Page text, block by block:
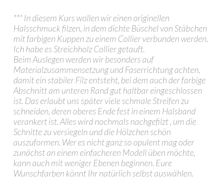
*** In diesem Kurs wollen wir einen originellen
Halsschmuck filzen, in dem dichte Büschel von Stäbchen
mitfarbigen Kuppen zu einem Collier verbunden werden.
Ich habe es Streichholz Collier getauft.
Beim Auslegen werden wir besonders auf
Materialzusammensetzung und Faserrichtung achten,
damit einstabiler Filz entsteht, bei dem auch der farbige
Abschnitt am unteren Rand gut haltbar eingeschlossen
ist. Das erlaubt uns später viele schmale Streifen zu
schneiden, deren oberes Ende fest in einem Halsband
verankertist. Alles wird nochmals nachgefilzt , um die
Schnitte zu versiegeln und die Hölzchen schön
auszuformen. Wer es nicht ganz so opulent mag oder
zunächst an einem einfacheren Modell üben möchte,
kann auch mit weniger Ebenen beginnen. Eure
Wunschfarben könnt Ihr natürlich selbst auswählen.